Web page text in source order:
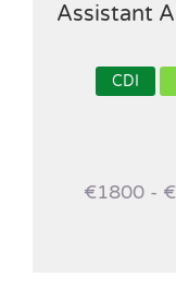
Assistant
CDI
€1800 -